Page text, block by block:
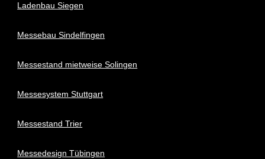
Ladenbau Siegen
Messebau Sindelfingen
Messestand mietweise Solingen
Messesystem Stuttgart
Messestand Trier
Messedesign Tübingen